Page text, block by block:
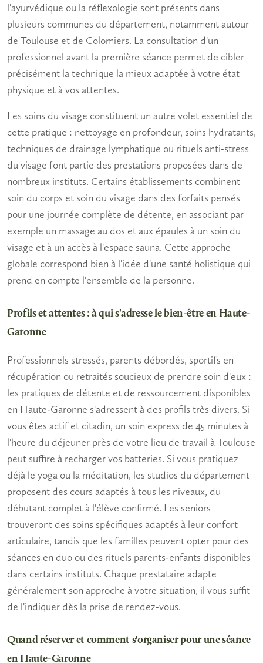
l'ayurvédique ou la réflexologie sont présents dans
plusieurs communes du département, notamment autour
de Toulouse et de Colomiers. La consultation d'un
professionnel avant la première séance permet de cibler
précisément la technique la mieux adaptée à votre état
physique et à vos attentes.
Les soins du visage constituent un autre volet essentiel de
cette pratique : nettoyage en profondeur, soins hydratants,
techniques de drainage lymphatique ou rituels anti-stress
du visage font partie des prestations proposées dans de
nombreux instituts. Certains établissements combinent
soin du corps et soin du visage dans des forfaits pensés
pour une journée complète de détente, en associant par
exemple un massage au dos et aux épaules à un soin du
visage et à un accès à l'espace sauna. Cette approche
globale correspond bien à l'idée d'une santé holistique qui
prend en compte l'ensemble de la personne.
Profils et attentes : à qui s'adresse le bien-être en Haute-
Garonne
Professionnels stressés, parents débordés, sportifs en
récupération ou retraités soucieux de prendre soin d'eux :
les pratiques de détente et de ressourcement disponibles
en Haute-Garonne s'adressent à des profils très divers. Si
vous êtes actif et citadin, un soin express de 45 minutes à
l'heure du déjeuner près de votre lieu de travail à Toulouse
peut suffire à recharger vos batteries. Si vous pratiquez
déjà le yoga ou la méditation, les studios du département
proposent des cours adaptés à tous les niveaux, du
débutant complet à l'élève confirmé. Les seniors
trouveront des soins spécifiques adaptés à leur confort
articulaire, tandis que les familles peuvent opter pour des
séances en duo ou des rituels parents-enfants disponibles
dans certains instituts. Chaque prestataire adapte
généralement son approche à votre situation, il vous suffit
de l'indiquer dès la prise de rendez-vous.
Quand réserver et comment s'organiser pour une séance
en Haute-Garonne